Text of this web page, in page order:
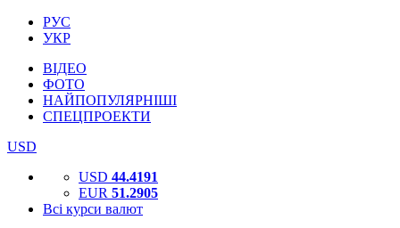
РУС
УКР
ВІДЕО
ФОТО
НАЙПОПУЛЯРНІШІ
СПЕЦПРОЕКТИ
USD
USD 44.4191
EUR 51.2905
Всі курси валют